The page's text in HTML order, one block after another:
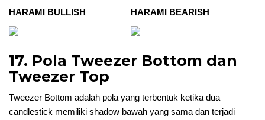
HARAMI BULLISH HARAMI BEARISH
17. Pola Tweezer Bottom dan
Tweezer Top
Tweezer Bottom adalah pola yang terbentuk ketika dua
candlestick memiliki shadow bawah yang sama dan terjadi